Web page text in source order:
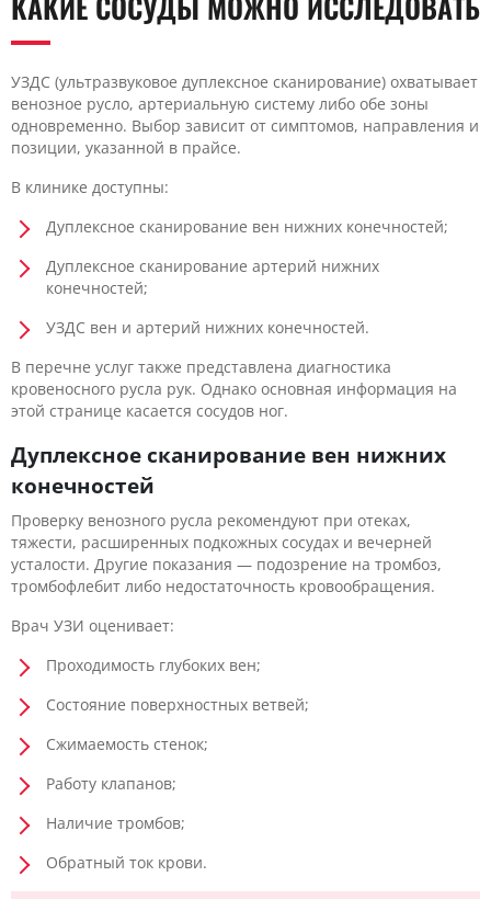
УЗДС (ультразвуковое дуплексное сканирование) охватывает
венозное русло, артериальную систему либо обе зоны
одновременно. Выбор зависит от симптомов, направления и
позиции, указанной в прайсе.
В клинике доступны:
Дуплексное сканирование вен нижних конечностей;
Дуплексное сканирование артерий нижних
конечностей;
УЗДС вен и артерий нижних конечностей.
В перечне услуг также представлена диагностика
кровеносного русла рук. Однако основная информация на
этой странице касается сосудов ног.
Дуплексное сканирование вен нижних
конечностей
Проверку венозного русла рекомендуют при отеках,
тяжести, расширенных подкожных сосудах и вечерней
усталости. Другие показания — подозрение на тромбоз,
тромбофлебит либо недостаточность кровообращения.
Врач УЗИ оценивает:
Проходимость глубоких вен;
Состояние поверхностных ветвей;
Сжимаемость стенок;
Работу клапанов;
Наличие тромбов;
Обратный ток крови.